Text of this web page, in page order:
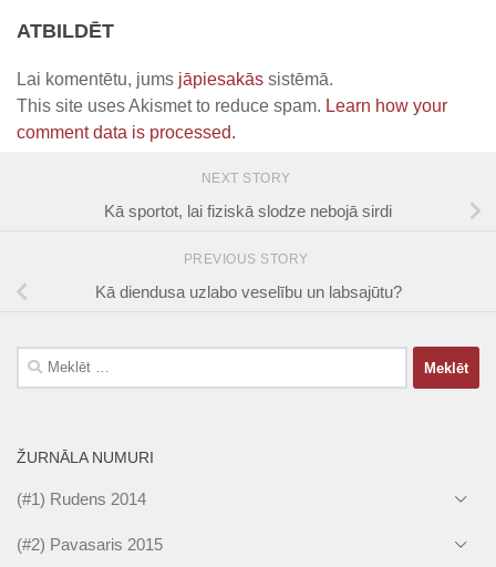
ATBILDĒT
Lai komentētu, jums jāpiesakās sistēmā.
This site uses Akismet to reduce spam. Learn how your
comment data is processed.
NEXT STORY
Kā sportot, lai fiziskā slodze nebojā sirdi
PREVIOUS STORY
Kā diendusa uzlabo veselību un labsajūtu?
Meklēt:
ŽURNĀLA NUMURI
(#1) Rudens 2014
(#2) Pavasaris 2015